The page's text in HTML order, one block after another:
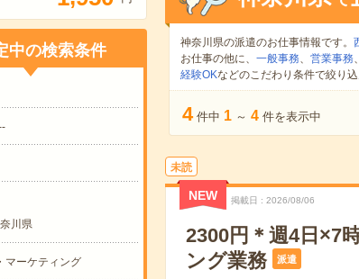
中の検索条件
川県
マーケティング
神奈川県の派遣のお仕事情報です。
お仕事の他に、 一般事務、 営業事務、
経験OKなどのこだわり条件で絞り
4 件中 1 ～ 4 件を表示中
未読
NEW 掲載日 2026/08/06
2300円＊週4日×7
ング業務
派遣